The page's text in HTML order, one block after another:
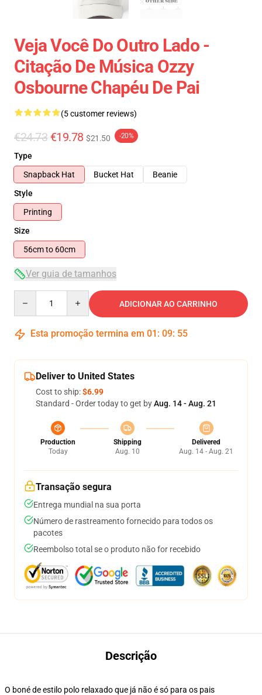
Veja Você Do Outro Lado -
Citação De Música Ozzy
Osbourne Chapéu De Pai
(5 customer reviews)
€24.73 €19.78 $21.50 -20%
Type
Snapback Hat
Bucket Hat
Beanie
Style
Printing
Size
56cm to 60cm
Ver guia de tamanhos
ADICIONAR AO CARRINHO
Esta promoção termina em 01 : 09: 54
Deliver to United States
Cost to ship:$6.99
Standard - Order today to get byAug. 14 - Aug. 21
Production
Today
Shipping
Aug. 10
Delivered
Aug. 14 - Aug. 21
Transação segura
Entrega mundial na sua porta
Número de rastreamento fornecido para todos os
pacotes
Reembolso total se o produto não for recebido
Descrição
O boné de estilo polo relaxado que já não é só para os pais